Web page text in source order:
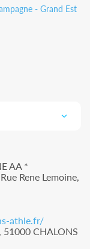
- Grand Est
AA *
Rene Lemoine,
athle.fr/
51000 CHALONS